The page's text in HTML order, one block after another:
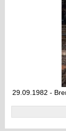
29.09.1982 -